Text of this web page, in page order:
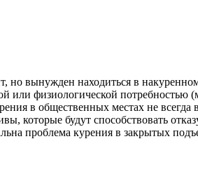
но вынужден находиться в
или физиологической потребностью
в общественных местах не всегда
которые будут способствовать
проблема курения в закрытых